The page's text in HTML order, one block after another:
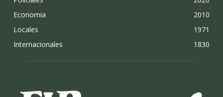
Economia
2010
Locales
1971
Internacionales
1830